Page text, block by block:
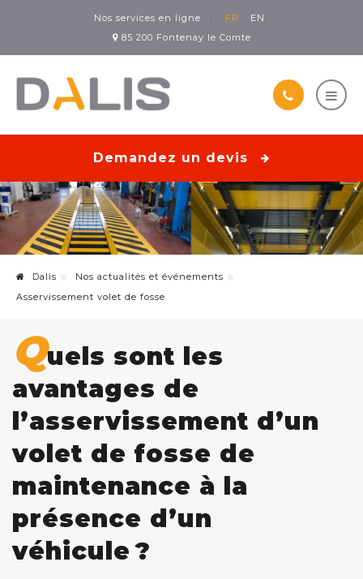
Nos services en ligne FR
EN
85 200 Fontenay le Comte
Demandez un devis
Dalis
Nos actualités et événements
Asservissement volet de fosse
Quels sont les
avantages de
l’asservissement d’un
volet de fosse de
maintenance à la
présence d’un
véhicule ?